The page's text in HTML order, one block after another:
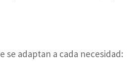
adaptan a cada necesidad: